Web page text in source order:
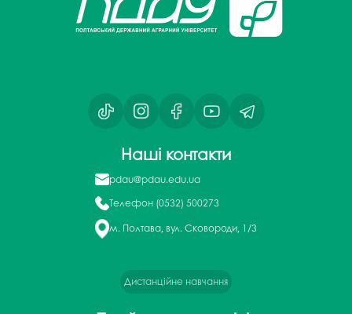
Наші контакти
pdau@pdau.edu.ua
Телефон (0532) 500273
м. Полтава, вул. Сковороди, 1/3
Дистанційне навчання